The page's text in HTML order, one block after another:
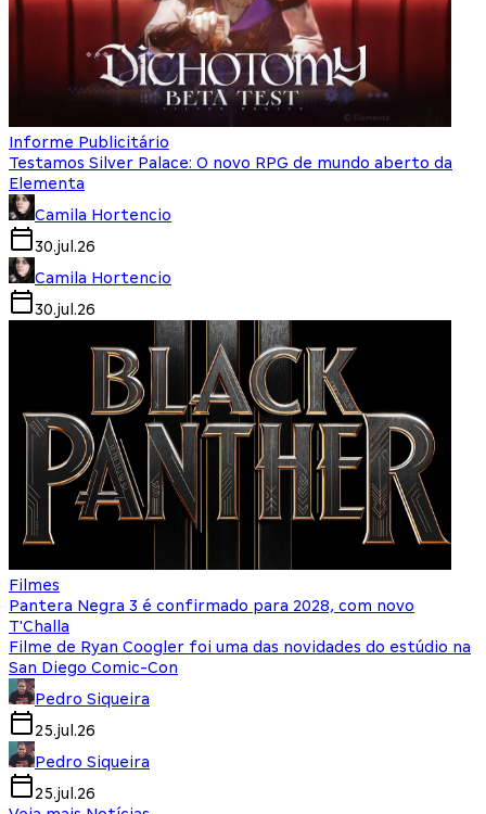
Informe Publicitário
Testamos Silver Palace: O novo RPG de mundo aberto da
Elementa
Camila Hortencio
30.jul.26
Camila Hortencio
30.jul.26
Filmes
Pantera Negra 3 é confirmado para 2028, com novo
T'Challa
Filme de Ryan Coogler foi uma das novidades do estúdio na
San Diego Comic-Con
Pedro Siqueira
25.jul.26
Pedro Siqueira
25.jul.26